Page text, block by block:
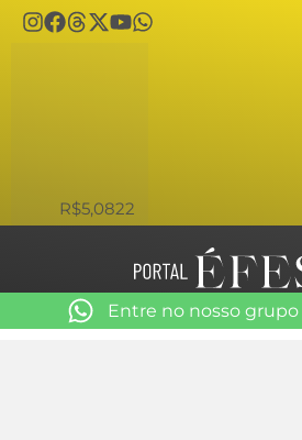
R$5,0822
Entre no nosso